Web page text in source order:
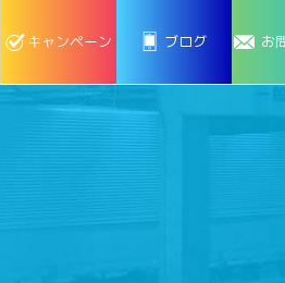
キャンペーン ブログ お